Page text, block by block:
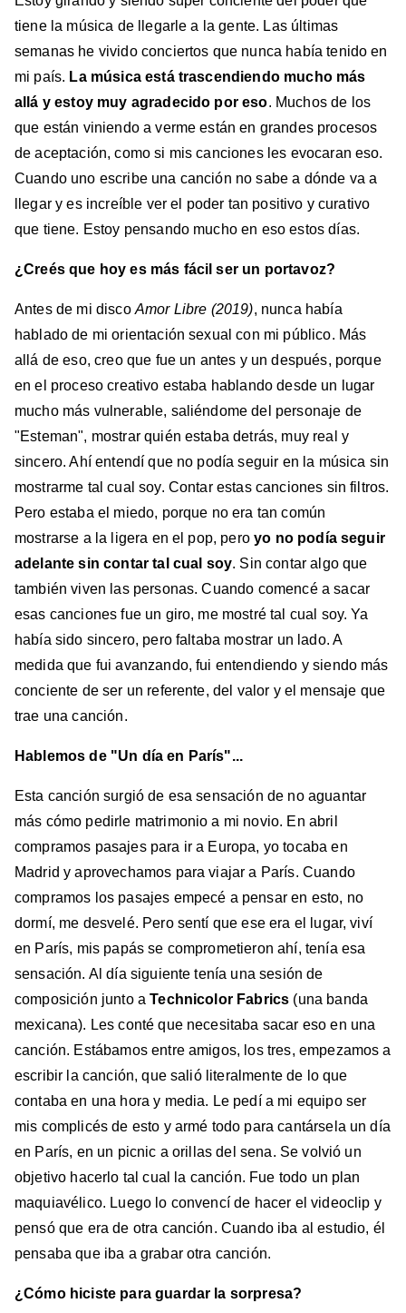
tiene la música de llegarle a la gente. Las últimas
semanas he vivido conciertos que nunca había tenido en
mi país. La música está trascendiendo mucho más
allá y estoy muy agradecido por eso. Muchos de los
que están viniendo a verme están en grandes procesos
de aceptación, como si mis canciones les evocaran eso.
Cuando uno escribe una canción no sabe a dónde va a
llegar y es increíble ver el poder tan positivo y curativo
que tiene. Estoy pensando mucho en eso estos días.
¿Creés que hoy es más fácil ser un portavoz?
Antes de mi disco Amor Libre (2019), nunca había
hablado de mi orientación sexual con mi público. Más
allá de eso, creo que fue un antes y un después, porque
en el proceso creativo estaba hablando desde un lugar
mucho más vulnerable, saliéndome del personaje de
"Esteman", mostrar quién estaba detrás, muy real y
sincero. Ahí entendí que no podía seguir en la música sin
mostrarme tal cual soy. Contar estas canciones sin filtros.
Pero estaba el miedo, porque no era tan común
mostrarse a la ligera en el pop, peroyo no podía seguir
adelante sin contar tal cual soy. Sin contar algo que
también viven las personas. Cuando comencé a sacar
esas canciones fue un giro, me mostré tal cual soy. Ya
había sido sincero, pero faltaba mostrar un lado. A
medida que fui avanzando, fui entendiendo y siendo más
conciente de ser un referente, del valor y el mensaje que
trae una canción.
Hablemos de "Un día en París"...
Esta canción surgió de esa sensación de no aguantar
más cómo pedirle matrimonio a mi novio. En abril
compramos pasajes para ir a Europa, yo tocaba en
Madrid y aprovechamos para viajar a París. Cuando
compramos los pasajes empecé a pensar en esto, no
dormí, me desvelé. Pero sentí que ese era el lugar, viví
en París, mis papás se comprometieron ahí, tenía esa
sensación. Al día siguiente tenía una sesión de
composición junto aTechnicolor Fabrics (una banda
mexicana). Les conté que necesitaba sacar eso en una
canción. Estábamos entre amigos, los tres, empezamos a
escribir la canción, que salió literalmente de lo que
contaba en una hora y media. Le pedí a mi equipo ser
mis complicés de esto y armé todo para cantársela un día
en París, en un picnic a orillas del sena. Se volvió un
objetivo hacerlo tal cual la canción. Fue todo un plan
maquiavélico. Luego lo convencí de hacer el videoclip y
pensó que era de otra canción. Cuando iba al estudio, él
pensaba que iba a grabar otra canción.
¿Cómo hiciste para guardar la sorpresa?